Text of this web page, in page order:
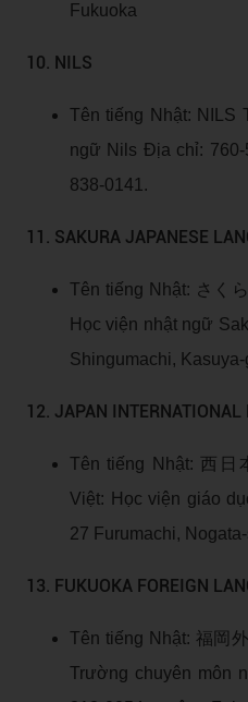
Fukuoka
10. NILS
Tên tiếng Nhật: NILS
ngữ Nils Địa chỉ: 760-
838-0141.
11. SAKURA JAPANESE
Tên tiếng Nhật: さく
Học viện nhật ngữ
Shingumachi,
12. JAPAN
Tên tiếng Nhật: 西
Việt: Học viện giáo
27 Furumachi,
13. FUKUOKA FOREIGN
Tên tiếng Nhật: 福岡
Trường chuyên môn